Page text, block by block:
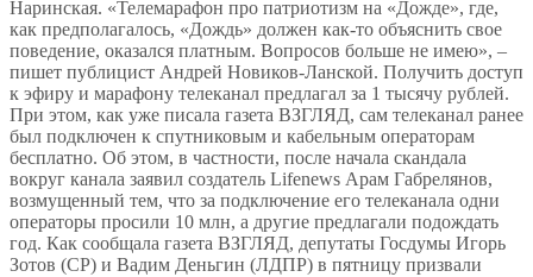
Наринская. «Телемарафон про патриотизм на «Дожде», где,
как предполагалось, «Дождь» должен как-то объяснить свое
поведение, оказался платным. Вопросов больше не имею», –
пишет публицист Андрей Новиков-Ланской. Получить доступ
к эфиру и марафону телеканал предлагал за 1 тысячу рублей.
При этом, как уже писала газета ВЗГЛЯД, сам телеканал ранее
был подключен к спутниковым и кабельным операторам
бесплатно. Об этом, в частности, после начала скандала
вокруг канала заявил создатель Lifenews Арам Габрелянов,
возмущенный тем, что за подключение его телеканала одни
операторы просили 10 млн, а другие предлагали подождать
год. Как сообщала газета ВЗГЛЯД, депутаты Госдумы Игорь
Зотов (СР) и Вадим Деньгин (ЛДПР) в пятницу призвали